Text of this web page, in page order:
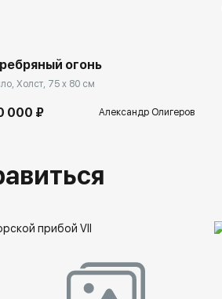
огонь
Холст, 75 x 80 см
000 ₽ Александр Олигеров